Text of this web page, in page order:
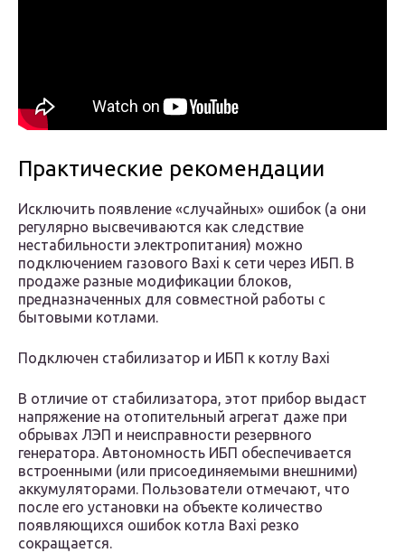
Практические рекомендации
Исключить появление «случайных» ошибок (а они
регулярно высвечиваются как следствие
нестабильности электропитания) можно
подключением газового Baxi к сети через ИБП. В
продаже разные модификации блоков,
предназначенных для совместной работы с
бытовыми котлами.
Подключен стабилизатор и ИБП к котлу Baxi
В отличие от стабилизатора, этот прибор выдаст
напряжение на отопительный агрегат даже при
обрывах ЛЭП и неисправности резервного
генератора. Автономность ИБП обеспечивается
встроенными (или присоединяемыми внешними)
аккумуляторами. Пользователи отмечают, что
после его установки на объекте количество
появляющихся ошибок котла Baxi резко
сокращается.